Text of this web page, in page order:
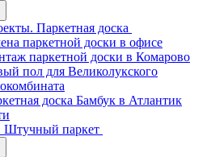
Паркетная доска
паркетной доски в офисе
паркетной доски в Комарово
пол для Великолукского
доска Бамбук в Атлантик
Штучный паркет